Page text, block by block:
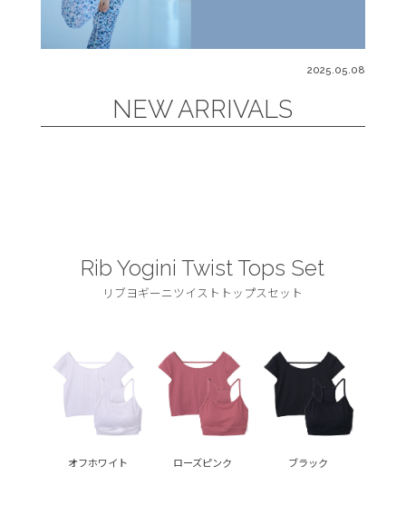
2025.05.08
NEW ARRIVALS
Rib Yogini Twist Tops Set
リブヨギーニツイストトップスセット
オフホワイト ローズピンク ブラック